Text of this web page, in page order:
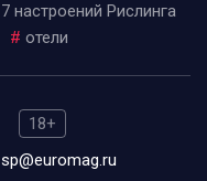
7 настроений Рислинга
# отели
18+
sp@euromag.ru